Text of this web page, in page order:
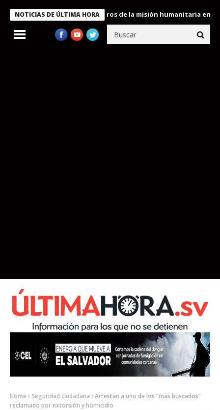
NOTICIAS DE ÚLTIMA HORA
Bukele condecora a miembros de la misión humanitaria enviada a
Home Seguridad ciudadana
Arrestan a uno de los “más buscados”
reclamado por extorsión y homicidio